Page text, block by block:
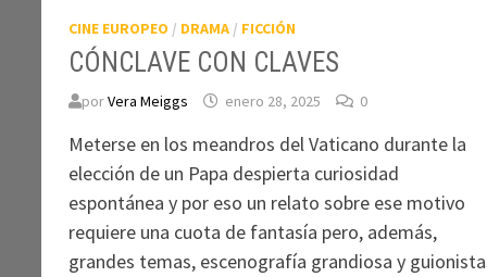
CINE EUROPEO / DRAMA / FICCIÓN
CÓNCLAVE CON CLAVES
porVera Meiggs enero 28, 2025 0
Meterse en los meandros del Vaticano durante la
elección de un Papa despierta curiosidad
espontánea y por eso un relato sobre ese motivo
requiere una cuota de fantasía pero, además,
grandes temas, escenografía grandiosa y